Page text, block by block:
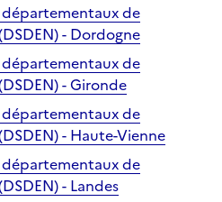
de
- Dordogne
de
- Gironde
de
- Haute-Vienne
de
- Landes